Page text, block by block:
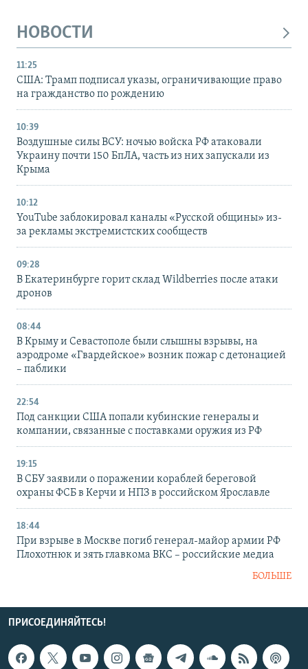
НОВОСТИ
11:25
США: Трамп подписал указы, ограничивающие право
на гражданство по рождению
10:39
Воздушные силы ВСУ: ночью войска РФ атаковали
Украину почти 150 БпЛА, часть из них запускали из
Крыма
10:12
YouTube заблокировал каналы «Русской общины» из-
за рекламы экстремистских сообществ
09:28
В Екатеринбурге горит склад Wildberries после атаки
дронов
08:44
В Крыму и Севастополе были слышны взрывы, на
аэродроме «Гвардейское» возник пожар с детонацией
– паблики
22:54
Под санкции США попали кубинские генералы и
компании, связанные с поставками оружия из РФ
19:15
В СБУ заявили о поражении кораблей береговой
охраны ФСБ в Керчи и НПЗ в российском Ярославле
18:44
При взрыве в Москве погиб генерал-майор армии РФ
Плохотнюк и зять главкома ВКС – российские медиа
БОЛЬШЕ
ПРИСОЕДИНЯЙТЕСЬ!